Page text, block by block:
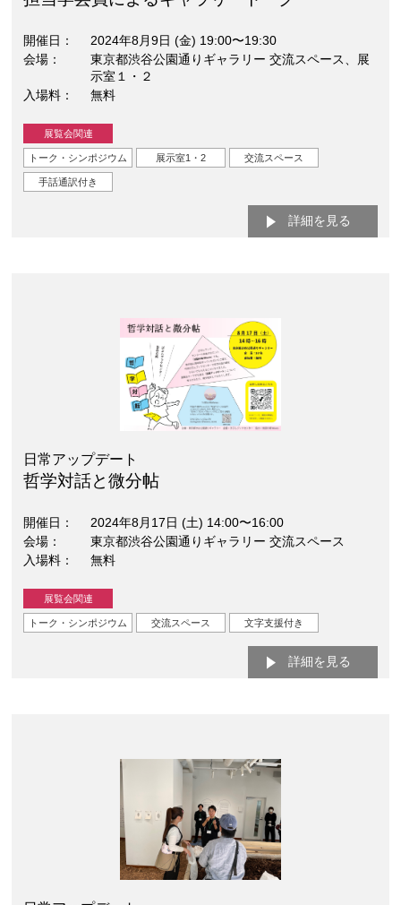
開催日
2024年8月9日 (金) 19:00〜19:30
会場
東京都渋谷公園通りギャラリー 交流スペース、展
示室１・２
入場料
無料
展覧会関連
トーク・シンポジウム 展示室1・2 交流スペース
手話通訳付き
詳細を見る
日常アップデート
哲学対話と微分帖
開催日
2024年8月17日 (土) 14:00〜16:00
会場
東京都渋谷公園通りギャラリー 交流スペース
入場料
無料
展覧会関連
トーク・シンポジウム 交流スペース 文字支援付き
詳細を見る